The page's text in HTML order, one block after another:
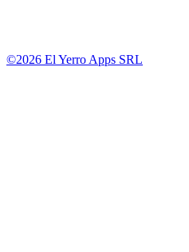
©2026 El Yerro Apps SRL